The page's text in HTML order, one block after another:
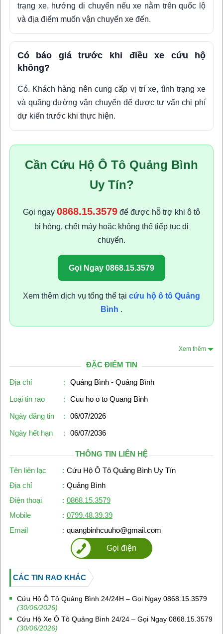
trạng xe, hướng di chuyển nếu xe nằm trên quốc lộ
và địa điểm muốn vận chuyển xe đến.
Có báo giá trước khi điều xe cứu hộ
không?
Có. Khách hàng nên cung cấp vị trí xe, tình trạng xe
và quãng đường vận chuyển để được tư vấn chi phí
dự kiến trước khi thực hiện.
Cần Cứu Hộ Ô Tô Quảng Bình
Uy Tín?
Gọi ngay 0868.15.3579 để được hỗ trợ khi ô tô
bị hỏng, chết máy hoặc không thể tiếp tục di
chuyển.
Gọi Ngay 0868.15.3579
Xem thêm dịch vụ tổng thể tại cứu hộ ô tô Quảng
Bình .
Xem thêm
ĐẶC ĐIỂM TIN
Địa chỉ :
Quảng Bình - Quảng Bình
Loại tin rao
:
Cuu ho o to Quang Binh
Ngày đăng tin
:
06/07/2026
Ngày hết hạn
: 06/07/2036
THÔNG TIN LIÊN HỆ
Tên liên lạc
: Cứu Hộ Ô Tô Quảng Bình Uy Tín
Địa chỉ
: Quảng Bình
Điện thoại
: 0868.15.3579
Mobile
: 0799.48.39.39
Email
: quangbinhcuuho@gmail.com
Gọi điện
CÁC TIN RAO KHÁC
Cứu Hộ Ô Tô Quảng Bình 24/24H – Gọi Ngay 0868.15.3579
(30/06/2026)
Cứu Hộ Xe Ô Tô Quảng Bình 24/24 – Gọi Ngay 0868.15.3579
(30/06/2026)